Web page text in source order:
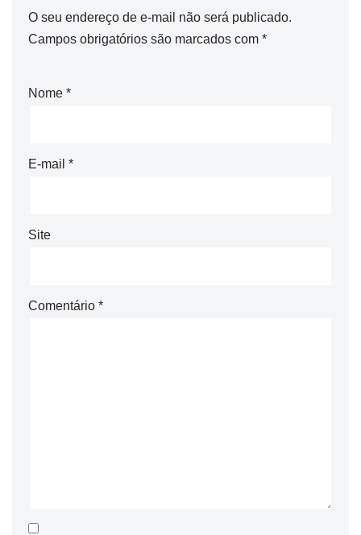
O seu endereço de e-mail não será publicado.
Campos obrigatórios são marcados com *
Nome *
E-mail *
Site
Comentário *